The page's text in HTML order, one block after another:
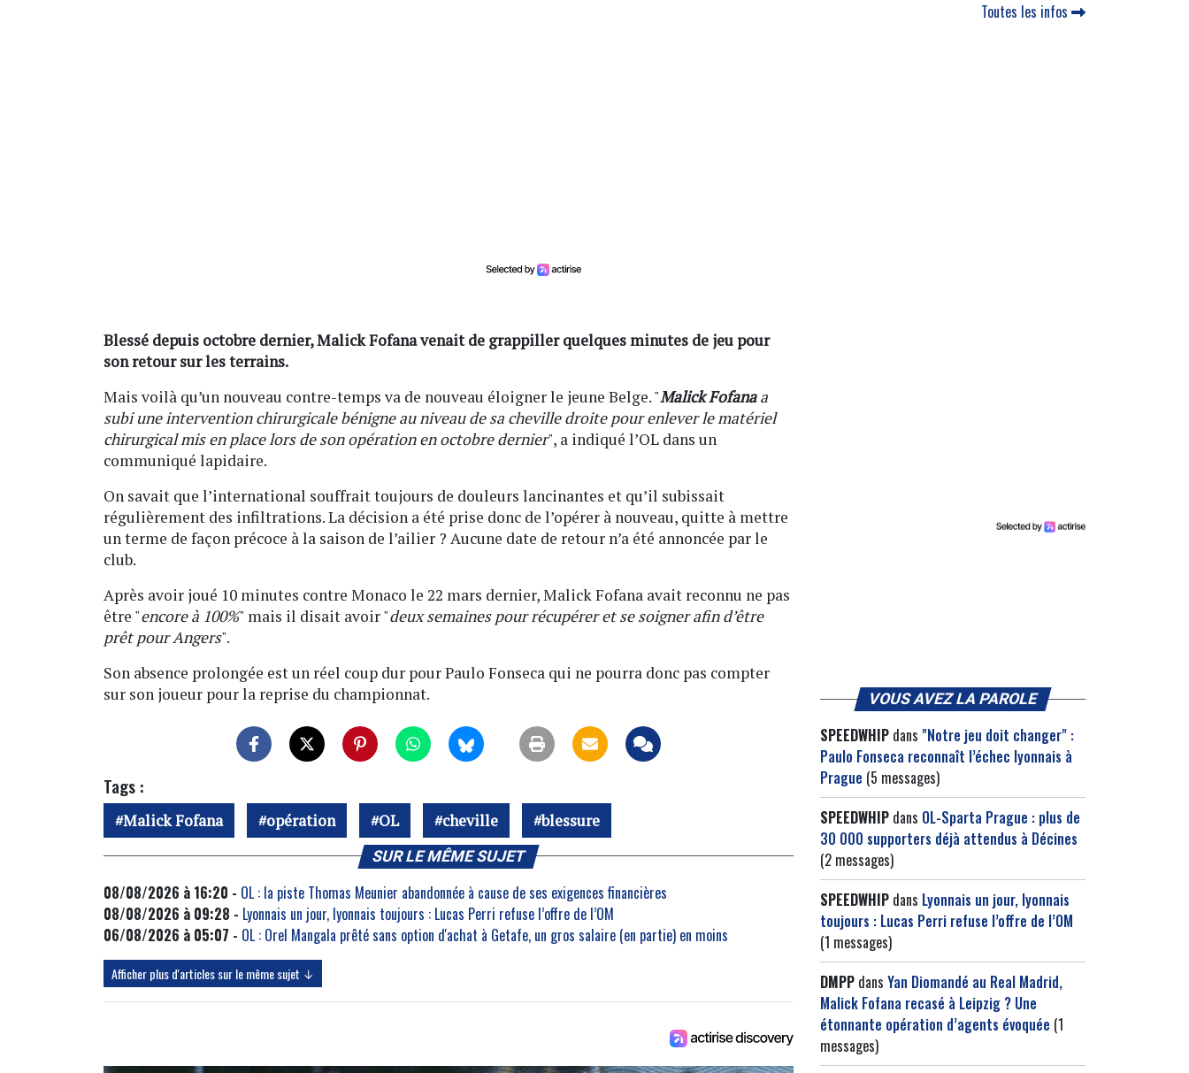
Blessé depuis octobre dernier, Malick Fofana venait de grappiller quelques minutes de jeu pour
son retour sur les terrains.
Mais voilà qu’un nouveau contre-temps va de nouveau éloigner le jeune Belge. "Malick Fofanaa
subi une intervention chirurgicale bénigne au niveau de sa cheville droite pour enlever le matériel
chirurgical mis en place lors de son opération en octobre dernier", a indiqué l’OL dans un
communiqué lapidaire.
On savait que l’international souffrait toujours de douleurs lancinantes et qu’il subissait
régulièrement des infiltrations. La décision a été prise donc de l’opérer à nouveau, quitte à mettre
un terme de façon précoce à la saison de l’ailier ? Aucune date de retour n’a été annoncée par le
club.
Après avoir joué 10 minutes contre Monaco le 22 mars dernier, Malick Fofana avait reconnu ne pas
être "encore à 100%" mais il disait avoir "deux semaines pour récupérer et se soigner afin d’être
prêt pour Angers".
Son absence prolongée est un réel coup dur pour Paulo Fonseca qui ne pourra donc pas compter
sur son joueur pour la reprise du championnat.
Tags :
Malick Fofana opération OL cheville blessure
SUR LE MÊME SUJET
08/08/2026 à 16:20 - OL : la piste Thomas Meunier abandonnée à cause de ses exigences financières
08/08/2026 à 09:28 - Lyonnais un jour, lyonnais toujours : Lucas Perri refuse l’offre de l’OM
06/08/2026 à 05:07 - OL : Orel Mangala prêté sans option d'achat à Getafe, un gros salaire (en partie) en moins
Afficher plus d'articles sur le même sujet ↓
Toutes les infos
VOUS AVEZ LA PAROLE
SPEEDWHIP dans "Notre jeu doit changer" :
Paulo Fonseca reconnaît l’échec lyonnais à
Prague (5 messages)
SPEEDWHIP dans OL-Sparta Prague : plus de
30 000 supporters déjà attendus à Décines
(2 messages)
SPEEDWHIP dans Lyonnais un jour, lyonnais
toujours : Lucas Perri refuse l’offre de l’OM
(1 messages)
DMPP dans Yan Diomandé au Real Madrid,
Malick Fofana recasé à Leipzig ? Une
étonnante opération d’agents évoquée (1
messages)